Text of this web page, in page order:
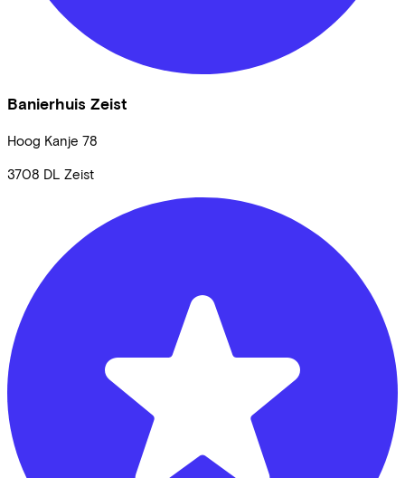
Banierhuis Zeist
Hoog Kanje 78
3708 DL Zeist